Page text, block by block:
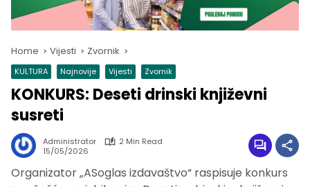
Home Vijesti Zvornik
KULTURA Najnovije Vijesti Zvornik
KONKURS: Deseti drinski književni
susreti
Administrator
2 Min Read
15/05/2026
Organizator „ASoglas izdavaštvo“ raspisuje konkurs